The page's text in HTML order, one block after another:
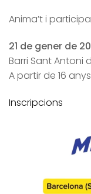
Anima’t i
21 de gener de
Barri Sant Antoni
A partir de 16 anys
Inscripcions